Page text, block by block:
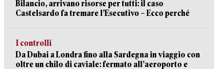
Bilancio, arrivano risorse per tutti: il caso
Castelsardo fa tremare l’Esecutivo – Ecco perché
I controlli
Da Dubai a Londra fino alla Sardegna in viaggio con
oltre un chilo di caviale: fermato all’aeroporto e